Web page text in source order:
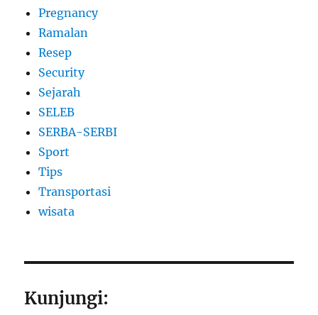
Pregnancy
Ramalan
Resep
Security
Sejarah
SELEB
SERBA-SERBI
Sport
Tips
Transportasi
wisata
Kunjungi: